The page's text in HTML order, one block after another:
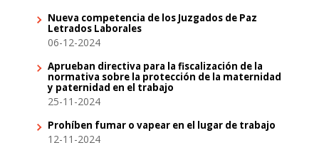
Nueva competencia de los Juzgados de Paz
Letrados Laborales
06-12-2024
Aprueban directiva para la fiscalización de la
normativa sobre la protección de la maternidad
y paternidad en el trabajo
25-11-2024
Prohíben fumar o vapear en el lugar de trabajo
12-11-2024